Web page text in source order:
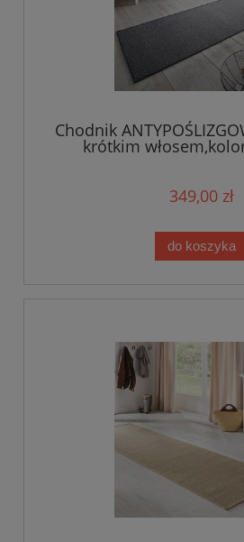
Chodnik
krótkim
80x400cm Hanse
349,00 zł
do koszyka